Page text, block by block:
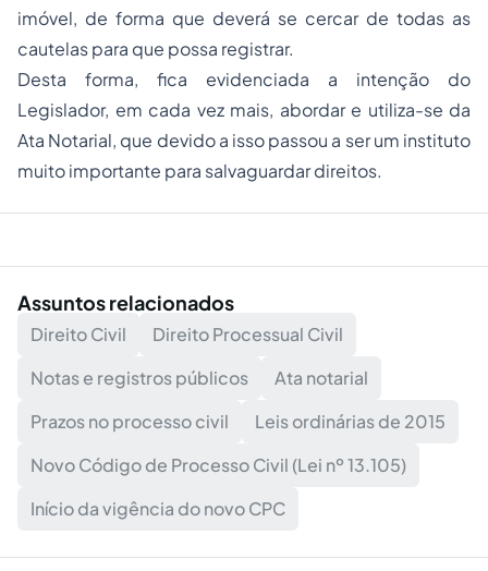
imóvel, de forma que deverá se cercar de todas as
cautelas para que possa registrar.
Desta forma, fica evidenciada a intenção do
Legislador, em cada vez mais, abordar e utiliza-se da
Ata Notarial, que devido a isso passou a ser um instituto
muito importante para salvaguardar direitos.
Assuntos relacionados
Direito Civil
Direito Processual Civil
Notas e registros públicos
Ata notarial
Prazos no processo civil
Leis ordinárias de 2015
Novo Código de Processo Civil (Lei nº 13.105)
Início da vigência do novo CPC